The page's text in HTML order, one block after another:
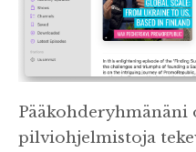
Pääkohderyhmänäni
pilviohjelmistoja